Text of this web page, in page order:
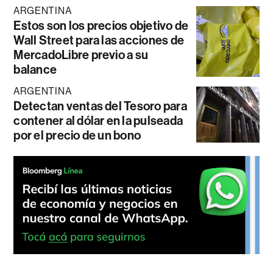
ARGENTINA
Estos son los precios objetivo de
Wall Street para las acciones de
MercadoLibre previo a su
balance
ARGENTINA
Detectan ventas del Tesoro para
contener al dólar en la pulseada
por el precio de un bono